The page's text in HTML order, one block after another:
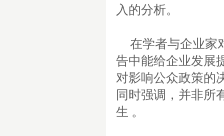
入的分析。
在学者与企业家
告中能给企业发展
对影响公众政策的
同时强调，并非所
生 。